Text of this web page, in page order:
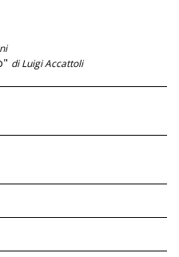
di Luigi Accattoli